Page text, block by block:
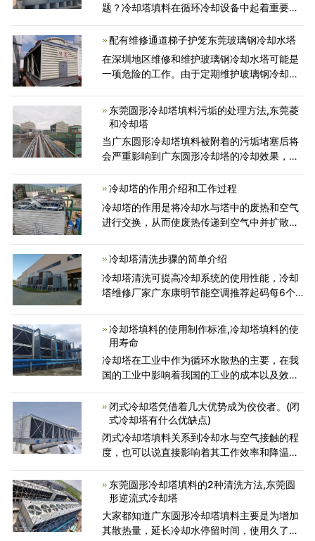
题？冷却塔填料在循环冷却设备中起着重要作
影响冷却塔的工作效率和冷却效果。如果塔内
使用的冷却水水质不好
配有维修通道梯子护笼东莞玻璃钢冷却水塔
在深圳地区维修和维护玻璃钢冷却水塔可能是
一项危险的工作。由于定期维护玻璃钢冷却水
必要的，因此工程师有责任将安全基础设施纳
入其玻璃钢冷
东莞圆形冷却塔填料污垢的处理方法,东莞菱
和冷却塔
当广东圆形冷却塔填料被附着的污垢堵塞后将
会严重影响到广东圆形冷却塔的冷却效果，大
圆形冷却塔才能重新发挥效果，其实，全部更
换新的填料，既不经济
冷却塔的作用介绍和工作过程
冷却塔的作用是将冷却水与塔中的废热和空气
进行交换，从而使废热传递到空气中并扩散到
喷嘴，并且热水通过喷嘴向上喷洒。喷射的热
水和空气形成
冷却塔清洗步骤的简单介绍
冷却塔清洗可提高冷却系统的使用性能，冷却
塔维修厂家广东康明节能空调推荐起码每6个
呢？今日就对冷却塔清洗步骤的做一个简单的
介绍...
冷却塔填料的使用制作标准,冷却塔填料的使
用寿命
冷却塔在工业中作为循环水散热的主要，在我
国的工业中影响着我国的工业的成本以及效
散热不及时，生产停滞、水温过高危险等情
况。 横流式冷却塔
闭式冷却塔凭借着几大优势成为佼佼者。(闭
式冷却塔有什么优缺点)
闭式冷却塔填料关系到冷却水与空气接触的程
度，也可以说直接影响着其工作效率和降温效
果。如果塔内使用的冷却水水质不好容易造成
填料堵塞，然后结成水垢。导致冷却塔填料堵
塞后的原因有以
东莞圆形冷却塔填料的2种清洗方法,东莞圆
形逆流式冷却塔
大家都知道广东圆形冷却塔填料主要是为增加
其散热量，延长冷却水停留时间，使用久了记